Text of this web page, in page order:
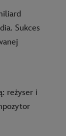
Sukces
reżyser i